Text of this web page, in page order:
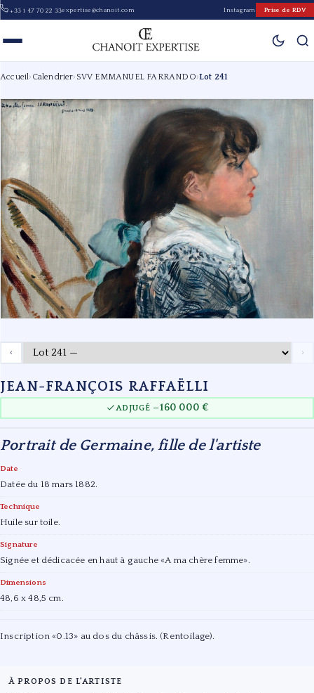
+33 1 47 70 22 33expertise@chanoit.com Instagram Prise de RDV
Accueil› Calendrier› SVV EMMANUEL FARRANDO›Lot 241
‹ ›
JEAN-FRANÇOIS RAFFAËLLI
ADJUGÉ —160 000 €
Portrait de Germaine, fille de l'artiste
Date
Datée du 18 mars 1882.
Technique
Huile sur toile.
Signature
Signée et dédicacée en haut à gauche «A ma chère femme».
Dimensions
48,6 x 48,5 cm.
Inscription «0.13» au dos du châssis. (Rentoilage).
À PROPOS DE L'ARTISTE